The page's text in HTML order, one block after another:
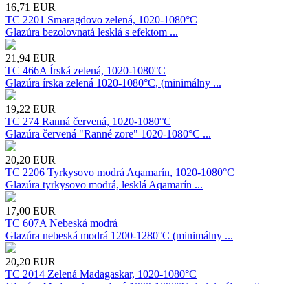
16,71 EUR
TC 2201 Smaragdovo zelená, 1020-1080°C
Glazúra bezolovnatá lesklá s efektom ...
21,94 EUR
TC 466A Írská zelená, 1020-1080°C
Glazúra írska zelená 1020-1080°C, (minimálny ...
19,22 EUR
TC 274 Ranná červená, 1020-1080°C
Glazúra červená "Ranné zore" 1020-1080°C ...
20,20 EUR
TC 2206 Tyrkysovo modrá Aqamarín, 1020-1080°C
Glazúra tyrkysovo modrá, lesklá Aqamarín ...
17,00 EUR
TC 607A Nebeská modrá
Glazúra nebeská modrá 1200-1280°C (minimálny ...
20,20 EUR
TC 2014 Zelená Madagaskar, 1020-1080°C